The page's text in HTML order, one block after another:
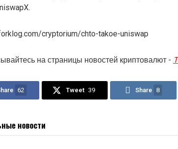
cryptorium/chto-takoe-uniswap
на страницы новостей криптовалют -
62 Tweet 39 Share 8
новости